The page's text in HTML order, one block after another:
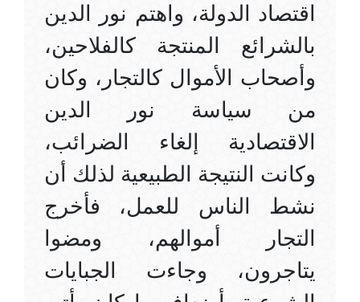
اقتصاد الدولة، واهتم نور الدين
بالشرائع المنتجة كالفلاحين،
وأصحاب الأموال كالتجار، وكان
من سياسة نور الدين
الاقتصادية إلغاء الضرائب،
وكانت النتيجة الطبيعية لذلك أن
نشط الناس للعمل، فأخرج
التجار أموالهم، ومضوا
يتاجرون، وجاءت الجبايات